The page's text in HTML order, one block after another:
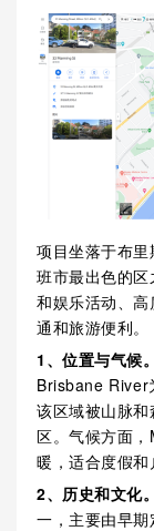
项目坐落于布
班市最出色的
和娱乐活动、
通和旅游便利。
1、位置与气候。
Brisbane River
该区域被山脉
区。气候方面
暖，适合度假和
2、历史和文化。
一，主要由早